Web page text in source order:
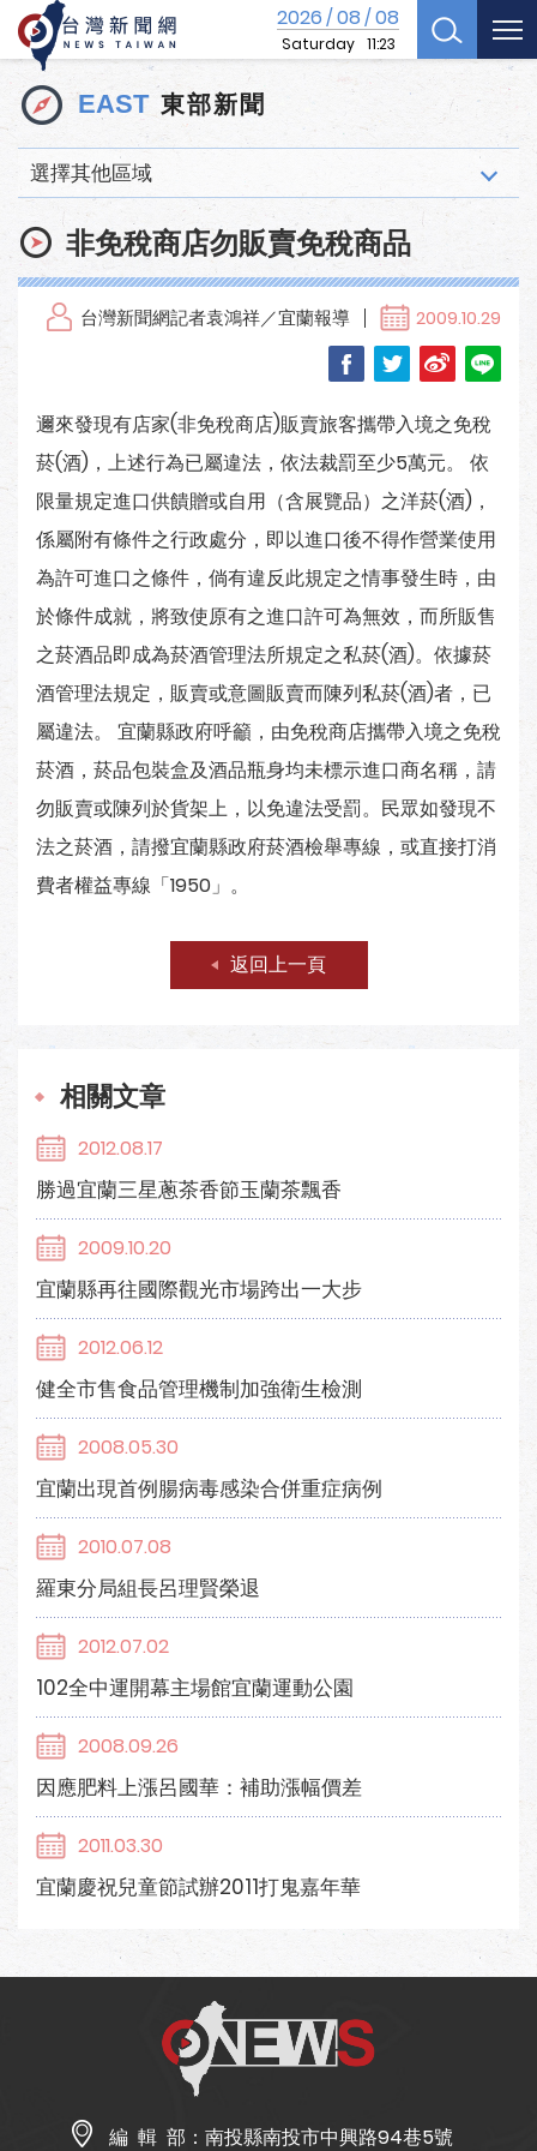
2026/08/08
Saturday 11:23
EAST 東部新聞
選擇其他區域
非免稅商店勿販賣免稅商品
台灣新聞網記者袁鴻祥／宜蘭報導 2009.10.29
邇來發現有店家(非免稅商店)販賣旅客攜帶入境之免稅
菸(酒)，上述行為已屬違法，依法裁罰至少5萬元。 依
限量規定進口供饋贈或自用（含展覽品）之洋菸(酒)，
係屬附有條件之行政處分，即以進口後不得作營業使用
為許可進口之條件，倘有違反此規定之情事發生時，由
於條件成就，將致使原有之進口許可為無效，而所販售
之菸酒品即成為菸酒管理法所規定之私菸(酒)。依據菸
酒管理法規定，販賣或意圖販賣而陳列私菸(酒)者，已
屬違法。 宜蘭縣政府呼籲，由免稅商店攜帶入境之免稅
菸酒，菸品包裝盒及酒品瓶身均未標示進口商名稱，請
勿販賣或陳列於貨架上，以免違法受罰。民眾如發現不
法之菸酒，請撥宜蘭縣政府菸酒檢舉專線，或直接打消
費者權益專線「1950」。
返回上一頁
相關文章
2012.08.17
勝過宜蘭三星蔥茶香節玉蘭茶飄香
2009.10.20
宜蘭縣再往國際觀光市場跨出一大步
2012.06.12
健全市售食品管理機制加強衛生檢測
2008.05.30
宜蘭出現首例腸病毒感染合併重症病例
2010.07.08
羅東分局組長呂理賢榮退
2012.07.02
102全中運開幕主場館宜蘭運動公園
2008.09.26
因應肥料上漲呂國華：補助漲幅價差
2011.03.30
宜蘭慶祝兒童節試辦2011打鬼嘉年華
編 輯 部： 南投縣南投市中興路94巷5號